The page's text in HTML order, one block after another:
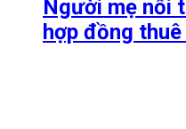
Người mẹ nổi
hợp đồng